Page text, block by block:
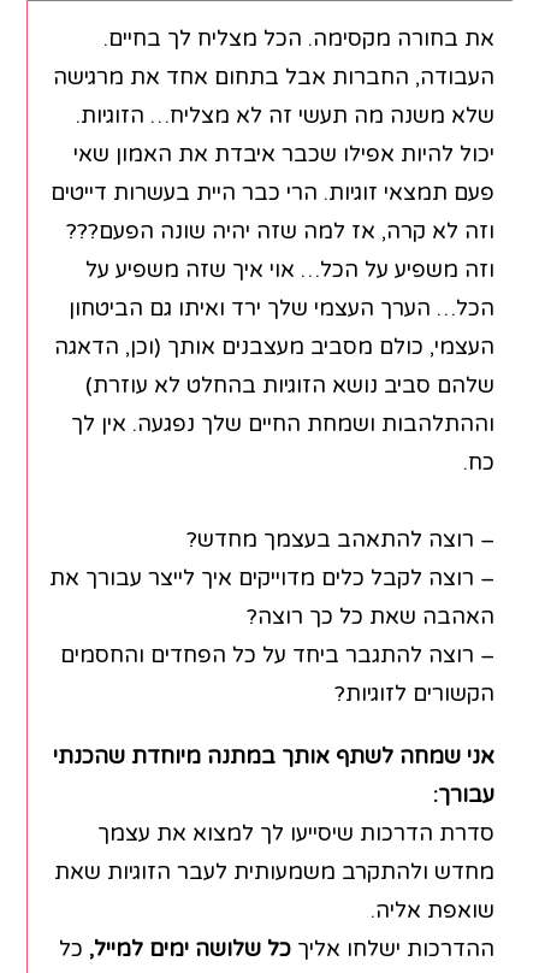
את בחורה מקסימה. הכל מצליח לך בחיים.
העבודה, החברות אבל בתחום אחד את מרגישה
שלא משנה מה תעשי זה לא מצליח… הזוגיות.
יכול להיות אפילו שכבר איבדת את האמון שאי
פעם תמצאי זוגיות. הרי כבר היית בעשרות דייטים
וזה לא קרה, אז למה שזה יהיה שונה הפעם???
וזה משפיע על הכל… אוי איך שזה משפיע על
הכל… הערך העצמי שלך ירד ואיתו גם הביטחון
העצמי, כולם מסביב מעצבנים אותך (וכן, הדאגה
שלהם סביב נושא הזוגיות בהחלט לא עוזרת)
וההתלהבות ושמחת החיים שלך נפגעה. אין לך
כח.
– רוצה להתאהב בעצמך מחדש?
– רוצה לקבל כלים מדוייקים איך לייצר עבורך את
האהבה שאת כל כך רוצה?
– רוצה להתגבר ביחד על כל הפחדים והחסמים
הקשורים לזוגיות?
אני שמחה לשתף אותך במתנה מיוחדת שהכנתי
עבורך:
סדרת הדרכות שיסייעו לך למצוא את עצמך
מחדש ולהתקרב משמעותית לעבר הזוגיות שאת
שואפת אליה.
ההדרכות ישלחו אליךכל שלושה ימים למייל, כל